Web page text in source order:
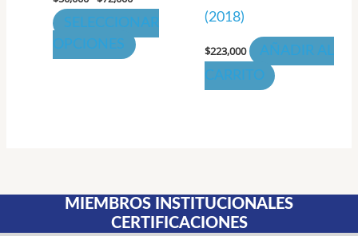
SELECCIONAR
OPCIONES
la
página
(2018)
$223,000
AÑADIR AL
CARRITO
MIEMBROS INSTITUCIONALES
CERTIFICACIONES